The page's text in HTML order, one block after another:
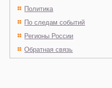
Политика
По следам событий
Регионы России
Обратная связь